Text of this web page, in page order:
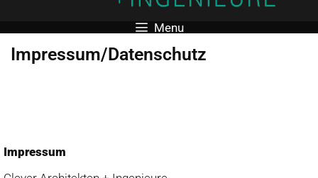
Menu
Impressum/Datenschutz
Impressum